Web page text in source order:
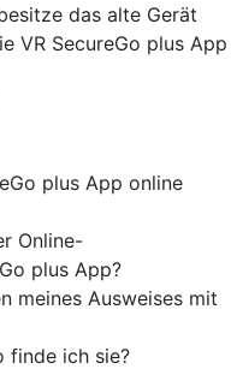
das alte Gerät
VR SecureGo plus App
plus App online
Online-
plus App?
meines Ausweises mit
finde ich sie?